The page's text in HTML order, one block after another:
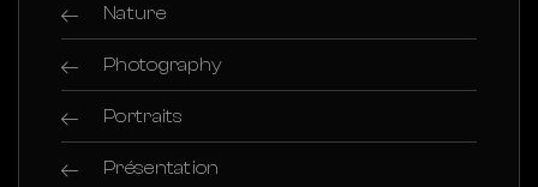
Nature
Photography
Portraits
Présentation